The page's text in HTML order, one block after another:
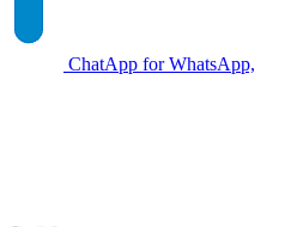
ChatApp for WhatsApp,